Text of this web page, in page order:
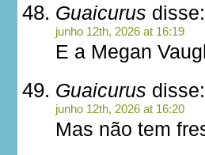
Guaicurus disse:
junho 12th, 2026 at 16:19
E a Megan
Guaicurus disse:
junho 12th, 2026 at 16:20
Mas não tem